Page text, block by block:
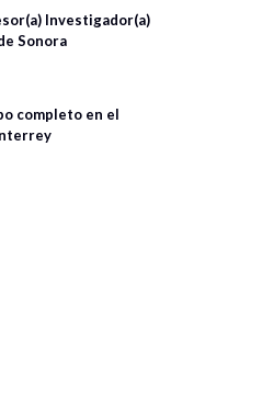
Investigador(a)
Sonora
completo en el